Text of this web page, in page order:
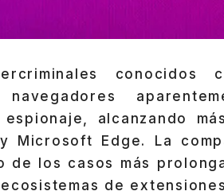
conocidos
alcanzando
Microsoft Edge. La
de los casos más
de